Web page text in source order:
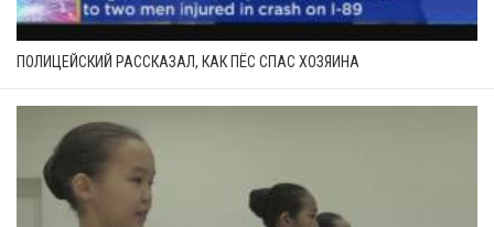
ПОЛИЦЕЙСКИЙ РАССКАЗАЛ, КАК ПЁС СПАС ХОЗЯИНА